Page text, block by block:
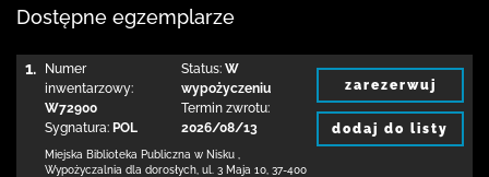
Dostępne egzemplarze
1.
Numer
inwentarzowy:
W72900
Sygnatura: POL
Status: W
wypożyczeniu
Termin zwrotu:
2026/08/13
Miejska Biblioteka Publiczna w Nisku
Wypożyczalnia dla dorosłych, ul. 3 Maja 10 37-400
zarezerwuj
dodaj do listy